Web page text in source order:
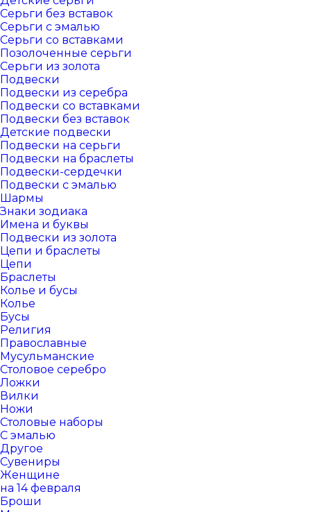
Серьги без вставок
Серьги с эмалью
Серьги со вставками
Позолоченные серьги
Серьги из золота
Подвески
Подвески из серебра
Подвески со вставками
Подвески без вставок
Детские подвески
Подвески на серьги
Подвески на браслеты
Подвески-сердечки
Подвески с эмалью
Шармы
Знаки зодиака
Имена и буквы
Подвески из золота
Цепи и браслеты
Цепи
Браслеты
Колье и бусы
Колье
Бусы
Религия
Православные
Мусульманские
Столовое серебро
Ложки
Вилки
Ножи
Столовые наборы
С эмалью
Другое
Сувениры
Женщине
на 14 февраля
Броши